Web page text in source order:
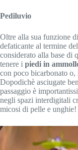
Pediluvio
Oltre alla sua funzione
defaticante al termine
considerato alla base di
tenere i piedi in
con poco bicarbonato o,
Dopodichè asciugate
passaggio è
negli spazi interdigitali
micosi di pelle e unghie!